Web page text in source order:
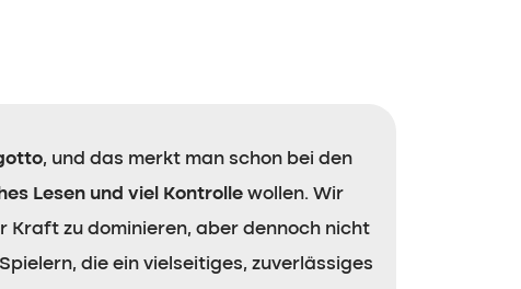
, und das merkt man schon bei den
Lesen und viel Kontrolle wollen. Wir
Kraft zu dominieren, aber dennoch nicht
die ein vielseitiges, zuverlässiges